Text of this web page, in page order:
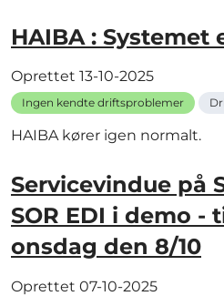
HAIBA : Systemet
Oprettet 13-10-2025
Ingen kendte driftsproblemer
HAIBA kører igen normalt.
Servicevindue på
SOR EDI i demo -
onsdag den 8/10
Oprettet 07-10-2025